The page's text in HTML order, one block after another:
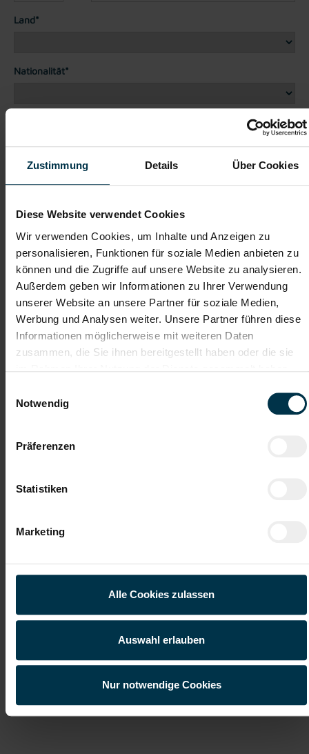
Zustimmung Details Über Cookies
Diese Website verwendet Cookies
Wir verwenden Cookies, um Inhalte und Anzeigen zu
personalisieren, Funktionen für soziale Medien anbieten zu
können und die Zugriffe auf unsere Website zu analysieren.
Außerdem geben wir Informationen zu Ihrer Verwendung
unserer Website an unsere Partner für soziale Medien,
Werbung und Analysen weiter. Unsere Partner führen diese
Informationen möglicherweise mit weiteren Daten
zusammen, die Sie ihnen bereitgestellt haben oder die sie
Notwendig
Präferenzen
Statistiken
Marketing
Alle Cookies zulassen
Auswahl erlauben
Nur notwendige Cookies
Land*
Nationalität*
Dateianhänge (max. 30MB gesamt - Bilder, Word oder PDF)
Bewerbungsschreiben
Empfehlungschreiben / Zeugnisse
Ich habe die
Rahmen meiner Initiativbewerbung für die Dauer von drei
Jahren verarbeitet werden dürfen.*
Job suchen